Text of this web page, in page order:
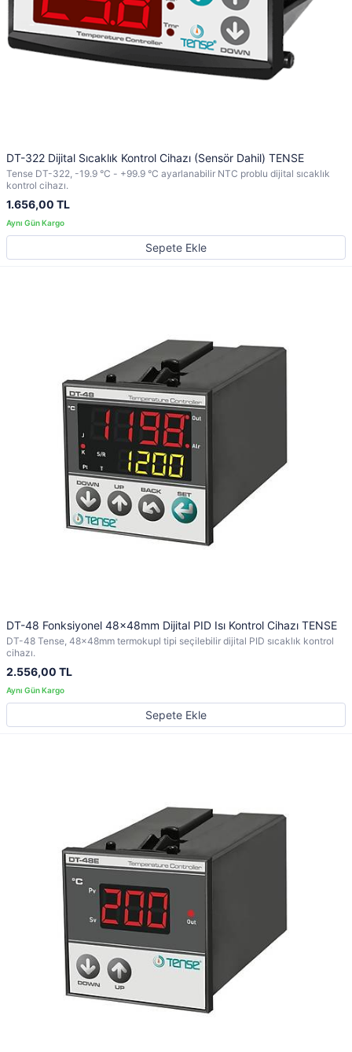
DT-322 Dijital Sıcaklık Kontrol Cihazı (Sensör Dahil) TENSE
Tense DT-322, -19.9 °C - +99.9 °C ayarlanabilir NTC problu dijital sıcaklık
kontrol cihazı.
1.656,00 TL
Sepete Ekle
DT-48 Fonksiyonel 48x48mm Dijital PID Isı Kontrol Cihazı TENSE
DT-48 Tense, 48x48mm termokupl tipi seçilebilir dijital PID sıcaklık kontrol
cihazı.
2.556,00 TL
Sepete Ekle